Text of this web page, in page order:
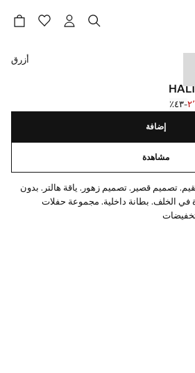
؜-٤٣٪؜
أزرق
إضافة
مشاهدة
تصميم قصير. تصميم زهور. ياقة هالتر. بدون
الخلف. بطانة داخلية. مجموعة حفلات